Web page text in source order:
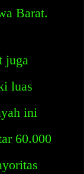
Barat.
juga
luas
ini
60.000